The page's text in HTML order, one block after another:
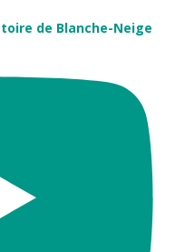
de Blanche-Neige